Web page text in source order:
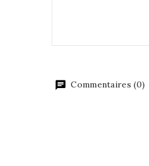
Commentaires (0)